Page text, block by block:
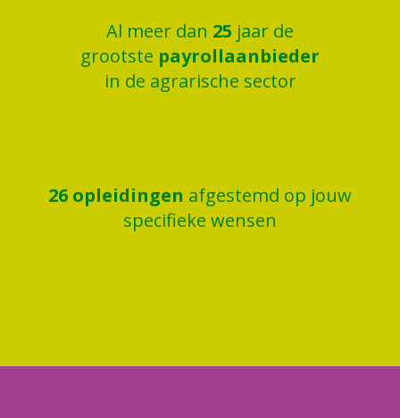
Al meer dan 25 jaar de
grootste payrollaanbieder
in de agrarische sector
26 opleidingen afgestemd op jouw
specifieke wensen